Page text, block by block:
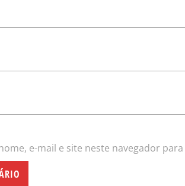
e-mail e site neste navegador